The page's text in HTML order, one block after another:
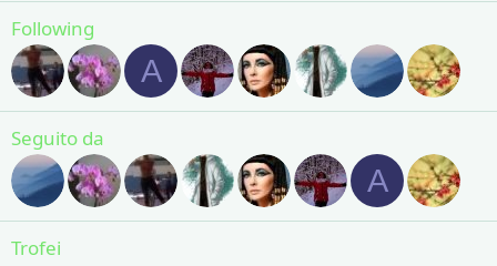
Following
A
Seguito da
A
Trofei